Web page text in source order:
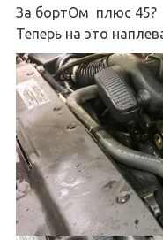
За бортОм плюс 45?
Теперь на это